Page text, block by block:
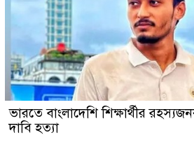
ভারতে বাংলাদেশি শিক্ষার্থীর
দাবি হত্যা